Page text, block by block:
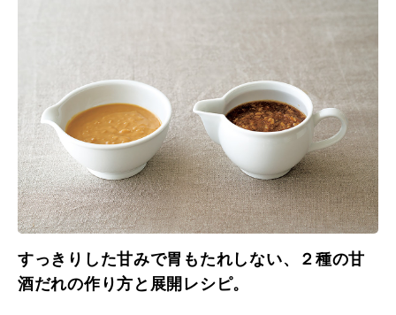
すっきりした甘みで胃もたれしない、２種の甘
酒だれの作り方と展開レシピ。